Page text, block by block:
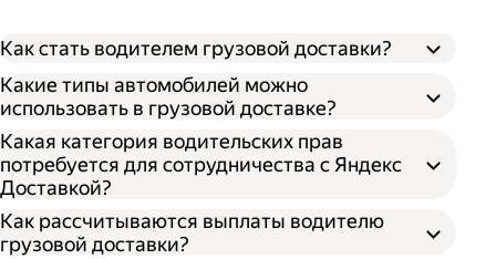
Как стать водителем грузовой доставки?
Какие типы автомобилей можно
использовать в грузовой доставке?
Какая категория водительских прав
потребуется для сотрудничества с Яндекс
Доставкой?
Как рассчитываются выплаты водителю
грузовой доставки?